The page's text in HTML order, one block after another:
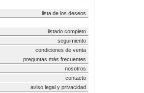
lista de los deseos
listado completo
seguimiento
condiciones de venta
preguntas más frecuentes
nosotros
contacto
aviso legal y privacidad